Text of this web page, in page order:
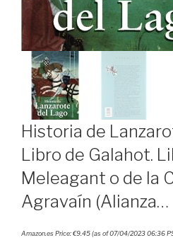
Historia de
Libro de Galahot.
Meleagant o de la
Agravaín (Alianza…
Amazon.es Price:€9.45(as of 07/04/2023 06:36